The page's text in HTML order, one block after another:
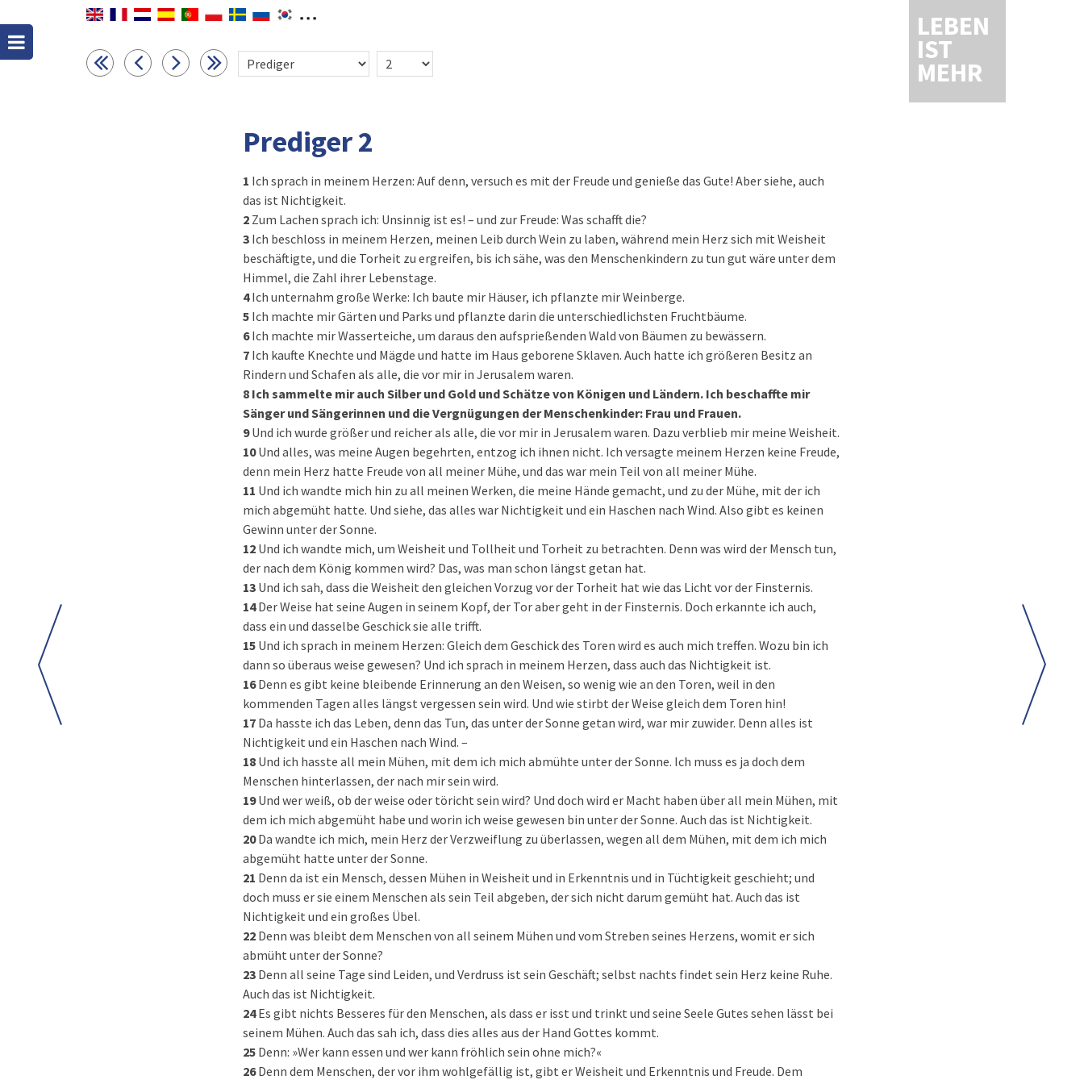
LEBEN
IST
MEHR
Prediger 2
1 Ich sprach in meinem Herzen: Auf denn, versuch es mit der Freude und genieße das Gute! Aber siehe, auch
das ist Nichtigkeit.
2 Zum Lachen sprach ich: Unsinnig ist es! – und zur Freude: Was schafft die?
3 Ich beschloss in meinem Herzen, meinen Leib durch Wein zu laben, während mein Herz sich mit Weisheit
beschäftigte, und die Torheit zu ergreifen, bis ich sähe, was den Menschenkindern zu tun gut wäre unter dem
Himmel, die Zahl ihrer Lebenstage.
4Ich unternahm große Werke: Ich baute mir Häuser, ich pflanzte mir Weinberge.
5 Ich machte mir Gärten und Parks und pflanzte darin die unterschiedlichsten Fruchtbäume.
6Ich machte mir Wasserteiche, um daraus den aufsprießenden Wald von Bäumen zu bewässern.
7 Ich kaufte Knechte und Mägde und hatte im Haus geborene Sklaven. Auch hatte ich größeren Besitz an
Rindern und Schafen als alle, die vor mir in Jerusalem waren.
8 Ich sammelte mir auch Silber und Gold und Schätze von Königen und Ländern. Ich beschaffte mir
Sänger und Sängerinnen und die Vergnügungen der Menschenkinder: Frau und Frauen.
9Und ich wurde größer und reicher als alle, die vor mir in Jerusalem waren. Dazu verblieb mir meine Weisheit.
10Und alles, was meine Augen begehrten, entzog ich ihnen nicht. Ich versagte meinem Herzen keine Freude,
denn mein Herz hatte Freude von all meiner Mühe, und das war mein Teil von all meiner Mühe.
11 Und ich wandte mich hin zu all meinen Werken, die meine Hände gemacht, und zu der Mühe, mit der ich
mich abgemüht hatte. Und siehe, das alles war Nichtigkeit und ein Haschen nach Wind. Also gibt es keinen
Gewinn unter der Sonne.
12 Und ich wandte mich, um Weisheit und Tollheit und Torheit zu betrachten. Denn was wird der Mensch tun,
der nach dem König kommen wird? Das, was man schon längst getan hat.
13 Und ich sah, dass die Weisheit den gleichen Vorzug vor der Torheit hat wie das Licht vor der Finsternis.
14Der Weise hat seine Augen in seinem Kopf, der Tor aber geht in der Finsternis. Doch erkannte ich auch,
dass ein und dasselbe Geschick sie alle trifft.
15 Und ich sprach in meinem Herzen: Gleich dem Geschick des Toren wird es auch mich treffen. Wozu bin ich
dann so überaus weise gewesen? Und ich sprach in meinem Herzen, dass auch das Nichtigkeit ist.
16Denn es gibt keine bleibende Erinnerung an den Weisen, so wenig wie an den Toren, weil in den
kommenden Tagen alles längst vergessen sein wird. Und wie stirbt der Weise gleich dem Toren hin!
17 Da hasste ich das Leben, denn das Tun, das unter der Sonne getan wird, war mir zuwider. Denn alles ist
Nichtigkeit und ein Haschen nach Wind. –
18 Und ich hasste all mein Mühen, mit dem ich mich abmühte unter der Sonne. Ich muss es ja doch dem
Menschen hinterlassen, der nach mir sein wird.
19Und wer weiß, ob der weise oder töricht sein wird? Und doch wird er Macht haben über all mein Mühen, mit
dem ich mich abgemüht habe und worin ich weise gewesen bin unter der Sonne. Auch das ist Nichtigkeit.
20Da wandte ich mich, mein Herz der Verzweiflung zu überlassen, wegen all dem Mühen, mit dem ich mich
abgemüht hatte unter der Sonne.
21 Denn da ist ein Mensch, dessen Mühen in Weisheit und in Erkenntnis und in Tüchtigkeit geschieht; und
doch muss er sie einem Menschen als sein Teil abgeben, der sich nicht darum gemüht hat. Auch das ist
Nichtigkeit und ein großes Übel.
22 Denn was bleibt dem Menschen von all seinem Mühen und vom Streben seines Herzens, womit er sich
abmüht unter der Sonne?
23 Denn all seine Tage sind Leiden, und Verdruss ist sein Geschäft; selbst nachts findet sein Herz keine Ruhe.
Auch das ist Nichtigkeit.
24Es gibt nichts Besseres für den Menschen, als dass er isst und trinkt und seine Seele Gutes sehen lässt bei
seinem Mühen. Auch das sah ich, dass dies alles aus der Hand Gottes kommt.
25 Denn: »Wer kann essen und wer kann fröhlich sein ohne mich?«
26Denn dem Menschen, der vor ihm wohlgefällig ist, gibt er Weisheit und Erkenntnis und Freude. Dem